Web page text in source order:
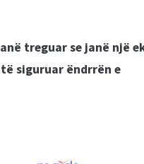
treguar se janë një
siguruar ëndrrën e